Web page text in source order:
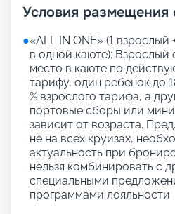
Условия размещения
●«АLL IN ONE» (1 взрослый
в одной каюте): Взрослый
место в каюте по
тарифу, один ребенок до
% взрослого тарифа, а
портовые сборы или
зависит от возраста.
не на всех круизах,
актуальность при
нельзя комбинировать с
специальными
программами лояльности